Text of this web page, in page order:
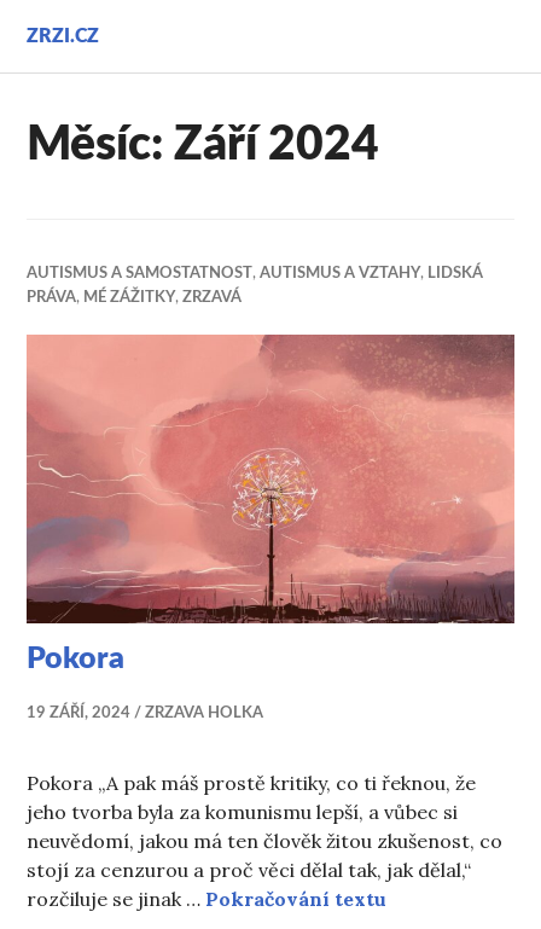
obsahu
ZRZI.CZ
Měsíc:Září 2024
AUTISMUS A SAMOSTATNOST,AUTISMUS A VZTAHY, LIDSKÁ
PRÁVA, MÉ ZÁŽITKY,ZRZAVÁ
Pokora
19 ZÁŘÍ, 2024 ZRZAVA HOLKA
Pokora „A pak máš prostě kritiky, co ti řeknou, že
jeho tvorba byla za komunismu lepší, a vůbec si
neuvědomí, jakou má ten člověk žitou zkušenost, co
stojí za cenzurou a proč věci dělal tak, jak dělal,“
rozčiluje se jinak … Pokračování textu